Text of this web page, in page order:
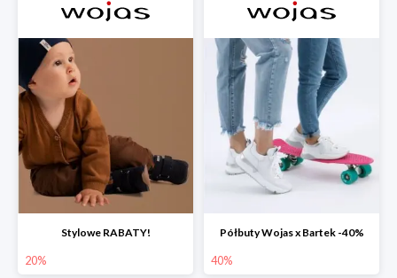
Stylowe RABATY!
20%
Półbuty Wojas x Bartek -40%
40%